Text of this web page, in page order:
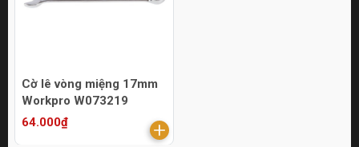
Cờ lê vòng miệng 17mm
Workpro W073219
64.000₫